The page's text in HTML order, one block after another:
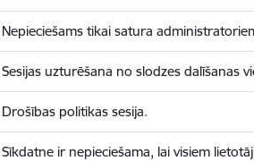
Nepieciešams tikai satura
Sesijas uzturēšana no slodzes dalīšanas
Drošības politikas sesija.
Sīkdatne ir nepieciešama, lai visiem